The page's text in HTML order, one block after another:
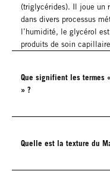
(triglycérides). Il joue un
dans divers processus
l’humidité, le glycérol
produits de soin
Que signifient les termes
» ?
Quelle est la texture du